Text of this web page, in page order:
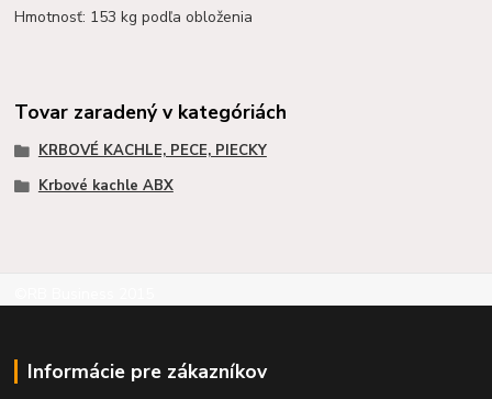
Hmotnosť: 153 kg podľa obloženia
Tovar zaradený v kategóriách
KRBOVÉ KACHLE, PECE, PIECKY
Krbové kachle ABX
Informácie pre zákazníkov